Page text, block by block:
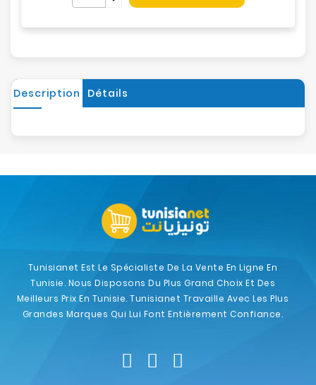
Description Détails
Tunisianet Est Le Spécialiste De La Vente En Ligne En
Tunisie. Nous Disposons Du Plus Grand Choix Et Des
Meilleurs Prix En Tunisie. Tunisianet Travaille Avec Les Plus
Grandes Marques Qui Lui Font Entièrement Confiance.